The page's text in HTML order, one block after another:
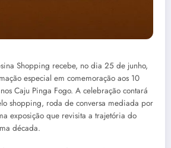
Shopping recebe, no dia 25 de junho,
especial em comemoração aos 10
Caju Pinga Fogo. A celebração contará
shopping, roda de conversa mediada por
exposição que revisita a trajetória do
década.